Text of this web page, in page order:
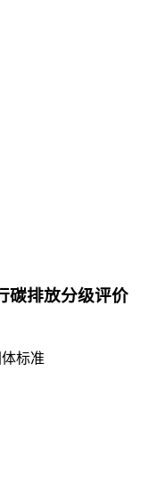
碳排放分级评价